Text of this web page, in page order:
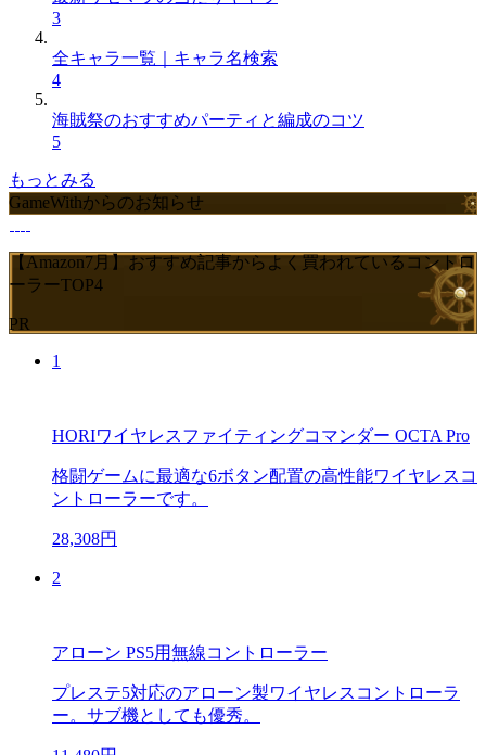
3
全キャラ一覧｜キャラ名検索
4
海賊祭のおすすめパーティと編成のコツ
5
もっとみる
GameWithからのお知らせ
【Amazon7月】おすすめ記事からよく買われているコントロ
ーラーTOP4
PR
1
HORIワイヤレスファイティングコマンダー OCTA Pro
格闘ゲームに最適な6ボタン配置の高性能ワイヤレスコ
ントローラーです。
28,308円
2
アローン PS5用無線コントローラー
プレステ5対応のアローン製ワイヤレスコントローラ
ー。サブ機としても優秀。